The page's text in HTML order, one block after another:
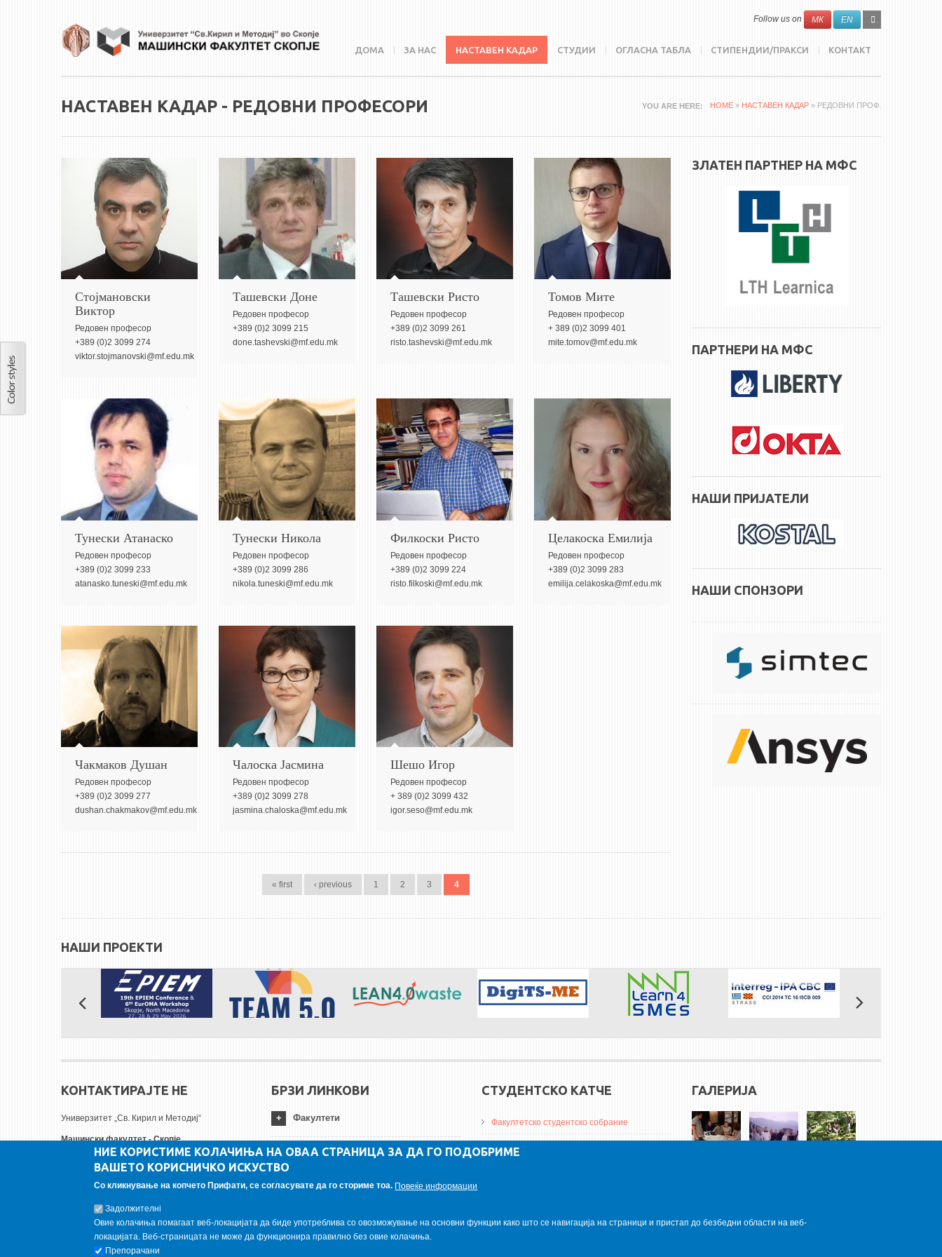
SEARCH
FORM
Search
Follow us on МК EN
ДОМА ЗА НАС НАСТАВЕН КАДАР СТУДИИ ОГЛАСНА ТАБЛА СТИПЕНДИИ/ПРАКСИ КОНТАКТ
YOU ARE HERE HOME » НАСТАВЕН КАДАР » РЕДОВНИ ПРОФ.
НАСТАВЕН КАДАР - РЕДОВНИ ПРОФЕСОРИ
Стојмановски
Виктор
Редовeн професор
+389 (0)2 3099 274
viktor.stojmanovski@mf.edu.mk
Ташевски Доне
Редовeн професор
+389 (0)2 3099 215
done.tashevski@mf.edu.mk
Ташевски Ристо
Редовeн професор
+389 (0)2 3099 261
risto.tashevski@mf.edu.mk
Томов Мите
Редовeн професор
+ 389 (0)2 3099 401
mite.tomov@mf.edu.mk
Тунески Атанаско
Редовeн професор
+389 (0)2 3099 233
atanasko.tuneski@mf.edu.mk
Тунески Никола
Редовeн професор
+389 (0)2 3099 286
nikola.tuneski@mf.edu.mk
Филкоски Ристо
Редовeн професор
+389 (0)2 3099 224
risto.filkoski@mf.edu.mk
Целакоска Емилија
Редовeн професор
+389 (0)2 3099 283
emilija.celakoska@mf.edu.mk
Чакмаков Душан
Редовeн професор
+389 (0)2 3099 277
dushan.chakmakov@mf.edu.mk
Чалоска Јасмина
Редовeн професор
+389 (0)2 3099 278
jasmina.chaloska@mf.edu.mk
Шешо Игор
Редовeн професор
+ 389 (0)2 3099 432
igor.seso@mf.edu.mk
« first ‹ previous 1 2 3 4
ЗЛАТЕН ПАРТНЕР НА МФС
ПАРТНЕРИ НА МФС
НАШИ ПРИЈАТЕЛИ
НАШИ СПОНЗОРИ
НАШИ ПРОЕКТИ
КОНТАКТИРАЈТЕ НЕ
Универзитет „Св. Кирил и Методиј“
Машински факултет - Скопје
Руѓер Бошковиќ бр.18
1000 Скопје, Република Северна Македонија
+ 389 2 3099-200
Е-пошта:contact@mf.edu.mk
FOLLOW US
БРЗИ ЛИНКОВИ
Факултети
Универзитети
Институции
СТУДЕНТСКО КАТЧЕ
Факултетско студентско собрание
ДА Винчи магазин
ГАЛЕРИЈА
НИЕ КОРИСТИМЕ КОЛАЧИЊА НА ОВАА СТРАНИЦА ЗА ДА ГО ПОДОБРИМЕ
ВАШЕТО КОРИСНИЧКО ИСКУСТВО
Со кликнување на копчето Прифати, се согласувате да го сториме тоа. Повеќе информации
Задолжителнi
Овие колачиња помагаат веб-локацијата да биде употреблива со овозможување на основни функции како што се навигација на страници и пристап до безбедни области на веб-
локацијата. Веб-страницата не може да функционира правилно без овие колачиња.
Препорачани